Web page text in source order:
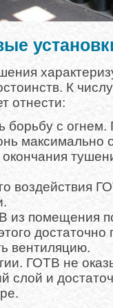
К
отнести:
борьбу с
максимально
воздействия
из помещения
достаточно
вентиляцию.
ГОТВ не
слой и